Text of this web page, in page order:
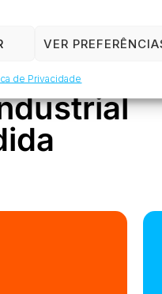
VER
de Privacidade